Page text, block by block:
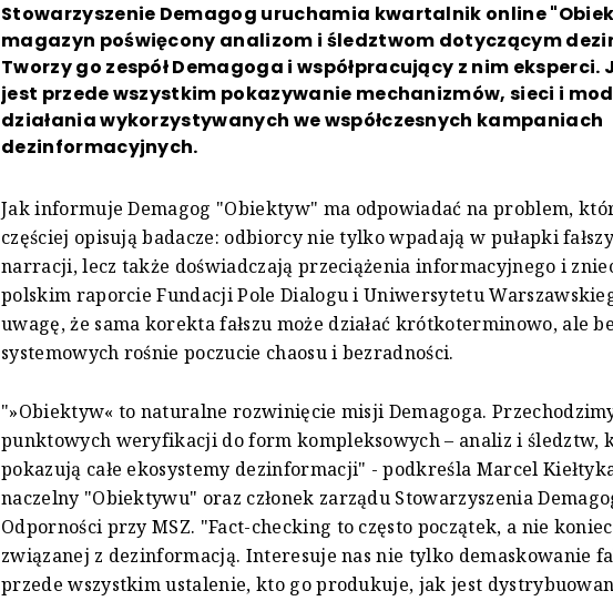
Stowarzyszenie Demagog uruchamia kwartalnik online
magazyn poświęcony analizom i śledztwom dotyczącym
Tworzy go zespół Demagoga i współpracujący z nim eksperci.
jest przede wszystkim pokazywanie mechanizmów, sieci i
działania wykorzystywanych we współczesnych kampaniach
dezinformacyjnych.
Jak informuje Demagog "Obiektyw" ma odpowiadać na problem,
częściej opisują badacze: odbiorcy nie tylko wpadają w pułapki
narracji, lecz także doświadczają przeciążenia informacyjnego i
polskim raporcie Fundacji Pole Dialogu i Uniwersytetu
uwagę, że sama korekta fałszu może działać krótkoterminowo, ale
systemowych rośnie poczucie chaosu i bezradności.
"»Obiektyw« to naturalne rozwinięcie misji Demagoga.
punktowych weryfikacji do form kompleksowych – analiz i śledztw,
pokazują całe ekosystemy dezinformacji" - podkreśla Marcel
naczelny "Obiektywu" oraz członek zarządu Stowarzyszenia
Odporności przy MSZ. "Fact-checking to często początek, a nie
związanej z dezinformacją. Interesuje nas nie tylko demaskowanie
przede wszystkim ustalenie, kto go produkuje, jak jest